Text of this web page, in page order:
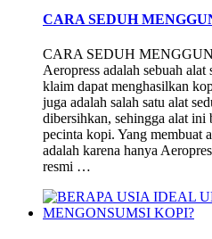
CARA SEDUH
CARA SEDUH
Aeropress adalah sebuah
klaim dapat menghasilkan
juga adalah salah satu alat
dibersihkan, sehingga alat ini
pecinta kopi. Yang membuat
adalah karena hanya
resmi …